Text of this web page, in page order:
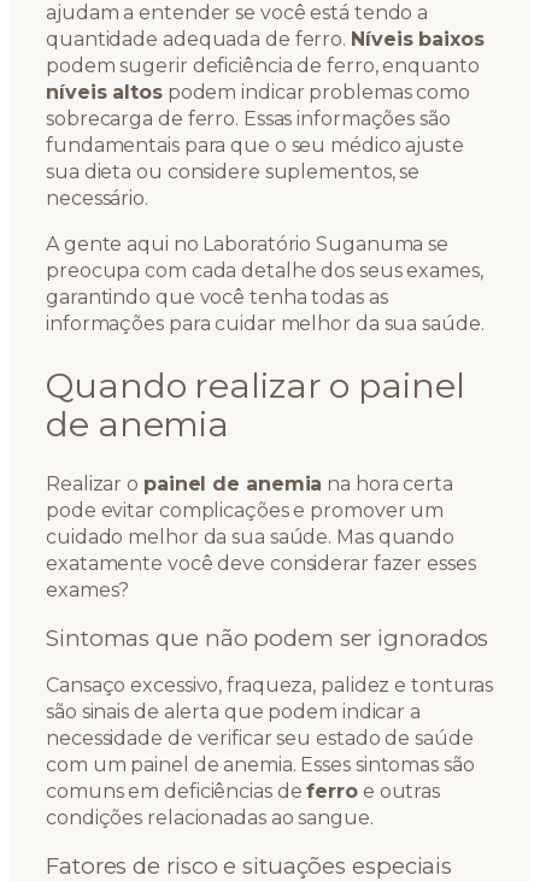
ajudam a entender se você está tendo a
quantidade adequada de ferro. Níveis baixos
podem sugerir deficiência de ferro, enquanto
níveis altospodem indicar problemas como
sobrecarga de ferro. Essas informações são
fundamentais para que o seu médico ajuste
sua dieta ou considere suplementos, se
necessário.
A gente aqui no Laboratório Suganuma se
preocupa com cada detalhe dos seus exames,
garantindo que você tenha todas as
informações para cuidar melhor da sua saúde.
Quando realizar o painel
de anemia
Realizar o painel de anemia na hora certa
pode evitar complicações e promover um
cuidado melhor da sua saúde. Mas quando
exatamente você deve considerar fazer esses
exames?
Sintomas que não podem ser ignorados
Cansaço excessivo, fraqueza, palidez e tonturas
são sinais de alerta que podem indicar a
necessidade de verificar seu estado de saúde
com um painel de anemia. Esses sintomas são
comuns em deficiências deferroe outras
condições relacionadas ao sangue.
Fatores de risco e situações especiais